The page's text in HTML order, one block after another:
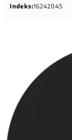
Indeks:16242045